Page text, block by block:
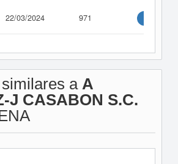
22/03/2024 971
a A
J CASABON S.C.